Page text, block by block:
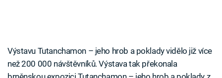
Výstavu Tutanchamon – jeho hrob a poklady vidělo již více
než 200 000 návštěvníků. Výstava tak překonala